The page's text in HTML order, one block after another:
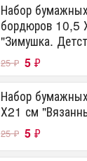
Набор
бордюров 10,5
"Зимушка.
25₽ 5 ₽
Набор
Х21 см
25₽ 5 ₽